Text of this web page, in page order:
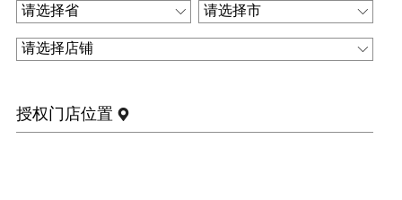
授权门店位置